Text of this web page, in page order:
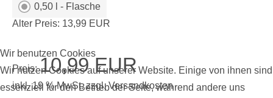
0,50 l - Flasche
Alter Preis: 13,99 EUR
Preis:10,99 EUR
inkl. 19 % MwSt. zzgl.Versandkosten
Wir benutzen Cookies
Wir nutzen Cookies auf unserer Website. Einige von ihnen sind
essenziell für den Betrieb der Seite, während andere uns